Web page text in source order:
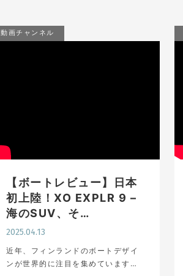
動画チャンネル
【ボートレビュー】日本
初上陸！XO EXPLR 9 –
海のSUV、そ…
2025.04.13
近年、フィンランドのボートデザイ
ンが世界的に注目を集めています。